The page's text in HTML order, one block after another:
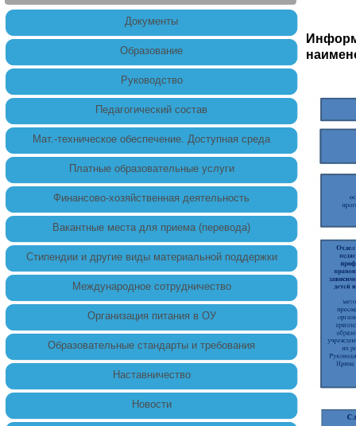
Документы
Образование
Руководство
Педагогический состав
Мат.-техническое обеспечение. Доступная среда
Платные образовательные услуги
Финансово-хозяйственная деятельность
Вакантные места для приема (перевода)
Стипендии и другие виды материальной поддержки
Международное сотрудничество
Организация питания в ОУ
Образовательные стандарты и требования
Наставничество
Новости